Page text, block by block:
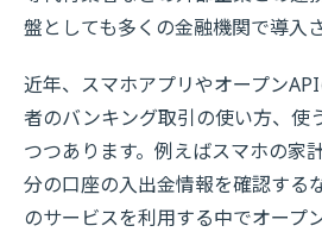
盤としても多くの金融機関で導入
近年、スマホアプリやオープン
者のバンキング取引の使い方、使
つつあります。例えばスマホの家
分の口座の入出金情報を確認する
のサービスを利用する中でオープ